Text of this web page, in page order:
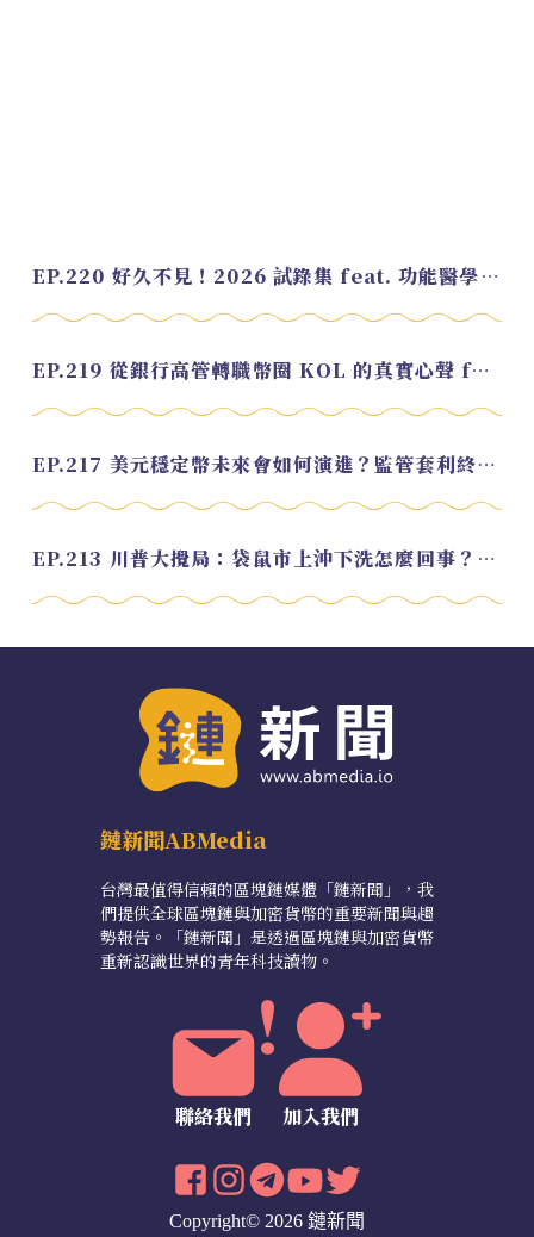
EP.220 好久不見！2026 試錄集 feat. 功能醫學營養師 美寶
EP.219 從銀行高管轉職幣圈 KOL 的真實心聲 feat.龜大
EP.217 美元穩定幣未來會如何演進？監管套利終將收斂？feat. 研究員 余哲安
EP.213 川普大攪局：袋鼠市上沖下洗怎麼回事？feat. Alvin
鏈新聞ABMedia
台灣最值得信賴的區塊鏈媒體「鏈新聞」，我
們提供全球區塊鏈與加密貨幣的重要新聞與趨
勢報告。「鏈新聞」是透過區塊鏈與加密貨幣
重新認識世界的青年科技讀物。
聯絡我們 加入我們
Copyright© 2026 鏈新聞